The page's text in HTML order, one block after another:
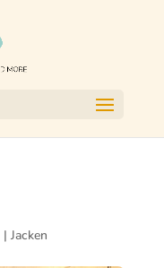
| Jacken